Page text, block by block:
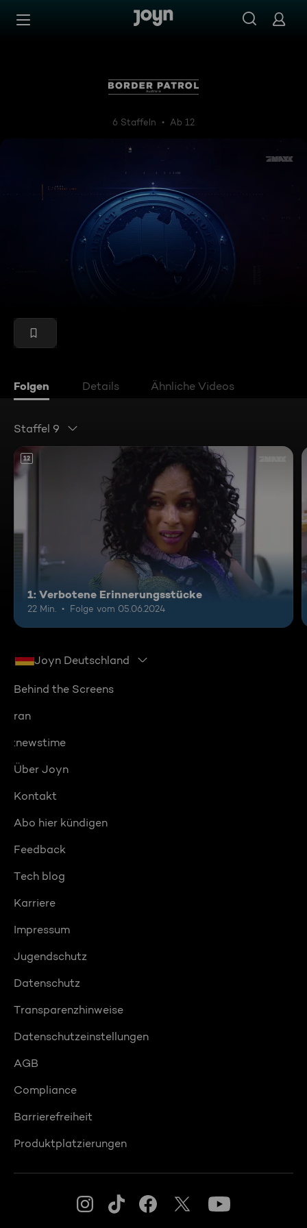
Zum Inhalt springen
Border Patrol Australia
6 Staffeln Ab 12
Folgen Details Ähnliche Videos
Staffel 9
12
1: Verbotene Erinnerungsstücke
22 Min. Folge vom 05.06.2024
Joyn Deutschland
Behind the Screens
ran
:newstime
Über Joyn
Kontakt
Abo hier kündigen
Feedback
Tech blog
Karriere
Impressum
Jugendschutz
Datenschutz
Transparenzhinweise
Datenschutzeinstellungen
AGB
Compliance
Barrierefreiheit
Produktplatzierungen